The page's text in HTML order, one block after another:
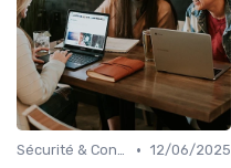
Sécurité & Conformité • 12/06/2025